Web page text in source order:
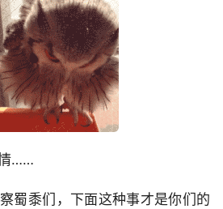
……
蜀黍们，下面这种事才是你们的